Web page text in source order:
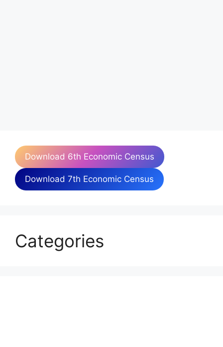
Download 6th Economic Census
Download 7th Economic Census
Categories